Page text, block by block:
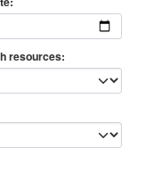
resources